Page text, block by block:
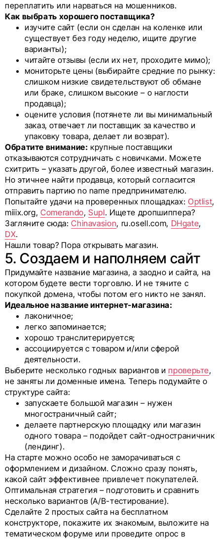
переплатить или нарваться на мошенников.
Как выбрать хорошего поставщика?
изучите сайт (если он сделан на коленке или
существует без году неделю, ищите другие
варианты);
читайте отзывы (если их нет, проходите мимо);
мониторьте цены (выбирайте средние по рынку:
слишком низкие свидетельствуют об обмане
или браке, слишком высокие – о наглости
продавца);
оцените условия (потянете ли вы минимальный
заказ, отвечает ли поставщик за качество и
упаковку товара, делает ли возврат).
Обратите внимание: крупные поставщики
отказываются сотрудничать с новичками. Можете
схитрить – указать другой, более известный магазин.
Но этичнее найти продавца, который согласится
отправить партию no name предпринимателю.
Попытайте удачи на проверенных площадках: Optlist,
miiix.org,Comerando,Supl. Ищете дропшиппера?
Загляните сюда:Chinavasion, ru.osell.com, DHgate,
DX.
Нашли товар? Пора открывать магазин.
5. Создаем и наполняем сайт
Придумайте название магазина, а заодно и сайта, на
котором будете вести торговлю. И не тяните с
покупкой домена, чтобы потом его никто не занял.
Идеальное название интернет-магазина:
лаконичное;
легко запоминается;
хорошо транслитерируется;
ассоциируется с товаром и/или сферой
деятельности.
Выберите несколько годных вариантов ипроверьте,
не заняты ли доменные имена. Теперь подумайте о
структуре сайта:
запускаете большой магазин – нужен
многостраничный сайт;
делаете партнерскую площадку или магазин
одного товара – подойдет сайт-одностраничник
(лендинг).
На старте можно особо не заморачиваться с
оформлением и дизайном. Сложно сразу понять,
какой сайт эффективнее привлечет покупателей.
Оптимальная стратегия – подготовить и сравнить
несколько вариантов (A/B-тестирование).
Сделайте 2 простых сайта на бесплатном
конструкторе, покажите их знакомым, выложите на
тематическом форуме или проведите опрос в